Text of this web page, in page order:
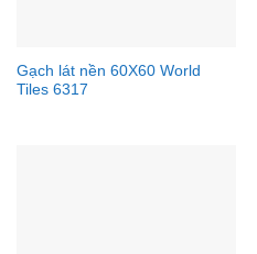
Gạch lát nền 60X60 World
Tiles 6317